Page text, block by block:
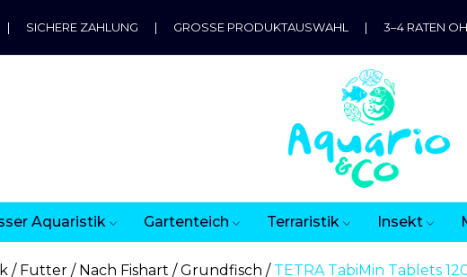
| SICHERE ZAHLUNG | GROSSE PRODUKTAUSWAHL | 3–4 RATEN
Aquaristik Gartenteich Terraristik Insekt
Futter Nach Fishart Grundfisch TETRA TabiMin Tablets